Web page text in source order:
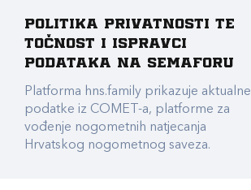
Politika privatnosti te
točnost i ispravci
podataka na Semaforu
Platforma hns.family prikazuje aktualne
podatke iz COMET-a, platforme za
vođenje nogometnih natjecanja
Hrvatskog nogometnog saveza.